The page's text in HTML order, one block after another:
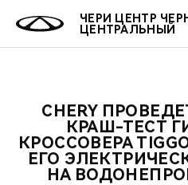
ЧЕРИ ЦЕНТР
ЦЕНТРАЛЬНЫЙ
ВСЕ МОДЕЛИ
О
О НАС
ВЫБОР И ПОКУПКА
СЕРВИС
МИР
О БРЕНДЕ
ОНЛАЙН
ВЫБОР И ПОКУПКА
CHERY
КРАШ-ТЕСТ
КРОССОВЕРА
ЕГО
НА